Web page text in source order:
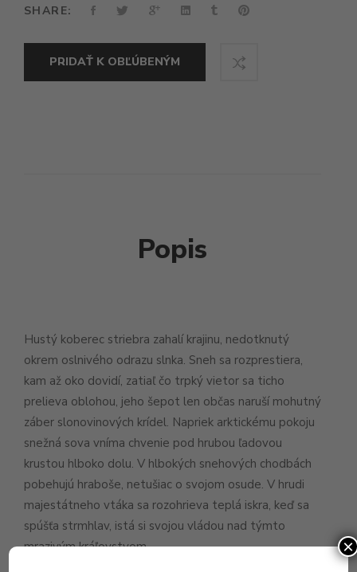
SHARE:
PRIDAŤ K OBĽÚBENÝM
Popis
Hustý koberec striebra zahalí krajinu, nedotknutý
okrem oslnivého odrazu slnka. Sneh sa rozprestiera,
kam až oko dovidí, zatiaľ čo trpký vietor sa ticho
prelieva oblohou, jeho šepot len občas naruší mohutný
záber slonovinových krídel. Napriek arktickému pokoju
snežná sova vníma chvenie pod hrubou ľadovou
krustou hlboko dolu. V hlbokých snehových chodbách
pobehujú hraboše, netušiac o svojom osude. V hrudi
majestátneho vtáka sa rozohrieva teplá iskra, keď sa
spúšťa strmhlav, istá si svojou vládou nad týmto
mrazivým kráľovstvom.
×